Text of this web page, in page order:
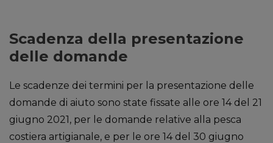
Scadenza della presentazione
delle domande
Le scadenze dei termini per la presentazione delle
domande di aiuto sono state fissate alle ore 14 del 21
giugno 2021, per le domande relative alla pesca
costiera artigianale, e per le ore 14 del 30 giugno